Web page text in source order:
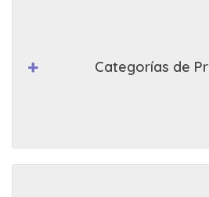
Categorías de